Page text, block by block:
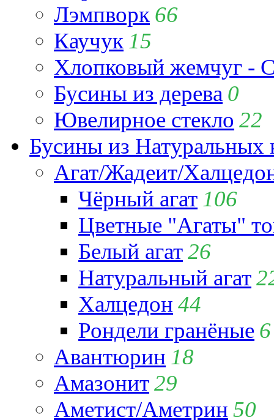
Лэмпворк 66
Каучук 15
Хлопковый жемчуг -
Бусины из дерева 0
Ювелирное стекло 22
Бусины из Натуральных
Агат/Жадеит/
Чёрный агат 106
Цветные "Агаты"
Белый агат26
Натуральный агат
Халцедон 44
Рондели гранёные 6
Авантюрин 18
Амазонит29
Аметист/Аметрин 50